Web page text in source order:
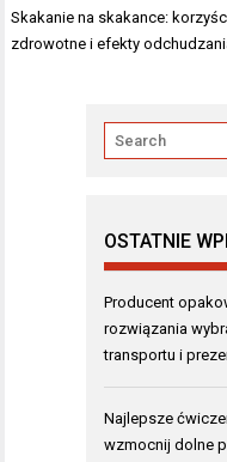
Nawigacja
wpisu
Skakanie na skakance:
zdrowotne i efekty
OSTATNIE
Producent
rozwiązania
transportu i
Najlepsze
wzmocnij dolne